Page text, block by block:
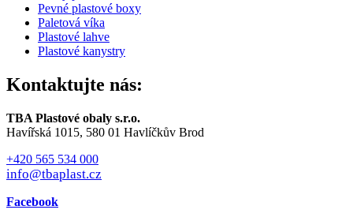
Pevné plastové boxy
Paletová víka
Plastové lahve
Plastové kanystry
Kontaktujte nás:
TBA Plastové obaly s.r.o.
Havířská 1015, 580 01 Havlíčkův Brod
+420 565 534 000
info@tbaplast.cz
Facebook